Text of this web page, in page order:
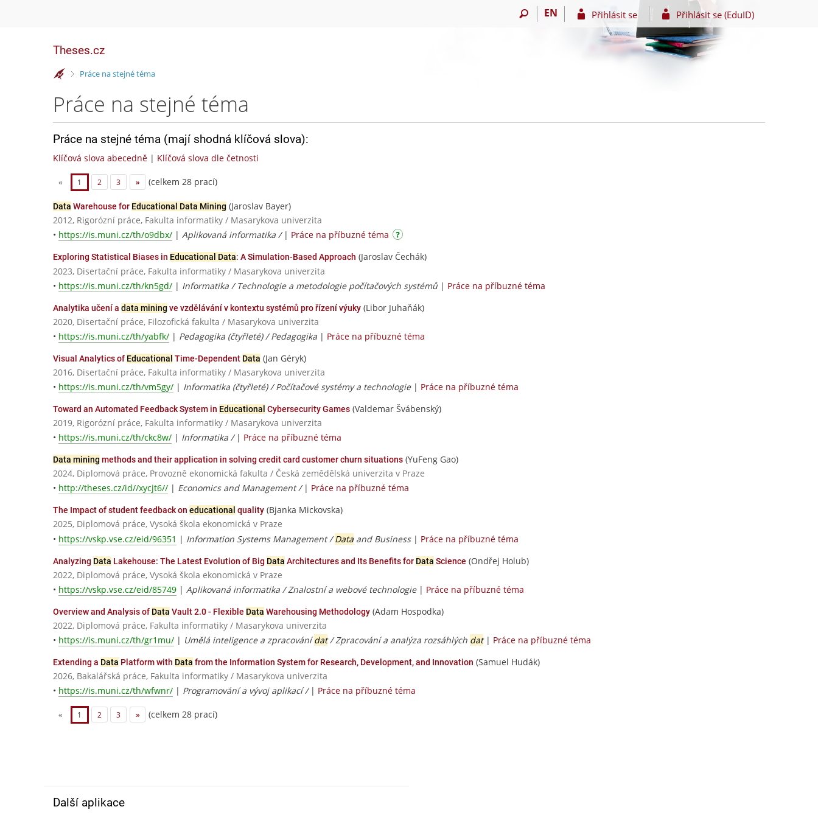
EN Přihlásit se Přihlásit se (EduID)
Theses.cz
>Práce na stejné téma
Práce na stejné téma
Práce na stejné téma (mají shodná klíčová slova):
Klíčová slova abecedně | Klíčová slova dle četnosti
« 1 2 3 » (celkem 28 prací)
Data Warehouse for Educational Data Mining (Jaroslav Bayer)
2012, Rigorózní práce, Fakulta informatiky / Masarykova univerzita
• https://is.muni.cz/th/o9dbx/ | Aplikovaná informatika / | Práce na příbuzné téma
Exploring Statistical Biases in Educational Data: A Simulation-Based Approach (Jaroslav Čechák)
2023, Disertační práce, Fakulta informatiky / Masarykova univerzita
• https://is.muni.cz/th/kn5gd/ | Informatika / Technologie a metodologie počítačových systémů | Práce na příbuzné téma
Analytika učení a data mining ve vzdělávání v kontextu systémů pro řízení výuky (Libor Juhaňák)
2020, Disertační práce, Filozofická fakulta / Masarykova univerzita
• https://is.muni.cz/th/yabfk/ | Pedagogika (čtyřleté) / Pedagogika | Práce na příbuzné téma
Visual Analytics of Educational Time-Dependent Data (Jan Géryk)
2016, Disertační práce, Fakulta informatiky / Masarykova univerzita
• https://is.muni.cz/th/vm5gy/ | Informatika (čtyřleté) / Počítačové systémy a technologie| Práce na příbuzné téma
Toward an Automated Feedback System in Educational Cybersecurity Games (Valdemar Švábenský)
2019, Rigorózní práce, Fakulta informatiky / Masarykova univerzita
• https://is.muni.cz/th/ckc8w/ | Informatika / | Práce na příbuzné téma
Data mining methods and their application in solving credit card customer churn situations (YuFeng Gao)
2024, Diplomová práce, Provozně ekonomická fakulta / Česká zemědělská univerzita v Praze
• http://theses.cz/id//xycjt6// | Economics and Management / | Práce na příbuzné téma
The Impact of student feedback on educational quality (Bjanka Mickovska)
2025, Diplomová práce, Vysoká škola ekonomická v Praze
• https://vskp.vse.cz/eid/96351 | Information Systems Management /Data and Business| Práce na příbuzné téma
Analyzing Data Lakehouse: The Latest Evolution of Big Data Architectures and Its Benefits for Data Science (Ondřej Holub)
2022, Diplomová práce, Vysoká škola ekonomická v Praze
• https://vskp.vse.cz/eid/85749 | Aplikovaná informatika / Znalostní a webové technologie| Práce na příbuzné téma
Overview and Analysis of Data Vault 2.0 - Flexible Data Warehousing Methodology (Adam Hospodka)
2022, Diplomová práce, Fakulta informatiky / Masarykova univerzita
• https://is.muni.cz/th/gr1mu/ | Umělá inteligence a zpracovánídat/ Zpracování a analýza rozsáhlých dat| Práce na příbuzné téma
Extending a Data Platform with Data from the Information System for Research, Development, and Innovation (Samuel Hudák)
2026, Bakalářská práce, Fakulta informatiky / Masarykova univerzita
• https://is.muni.cz/th/wfwnr/ | Programování a vývoj aplikací / | Práce na příbuzné téma
« 1 2 3 » (celkem 28 prací)
Další aplikace